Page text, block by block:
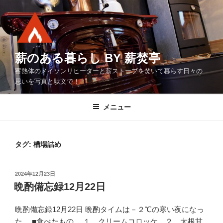
ン
テ
ン
ツ
へ
ス
キ
薪のある暮らし BY 薪焚亭
蓄熱体のメイソンリヒーターと薪ストーブを焚いて暮らす日々の
思いを写真と駄文で！
メニュー
タグ: 槽場詰め
投
稿
日:
2024年12月23日
晩酌備忘録12月22日
晩酌備忘録12月22日 晩酌タイムは－２℃の寒い夜になっ
た。 ■食べたもの １．クリームコロッケ ２．大根甘